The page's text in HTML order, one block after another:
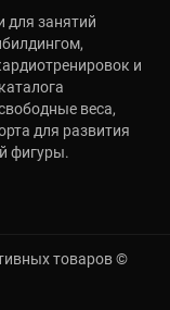
занятий
и
веса,
для развития
фигуры.
товаров ©